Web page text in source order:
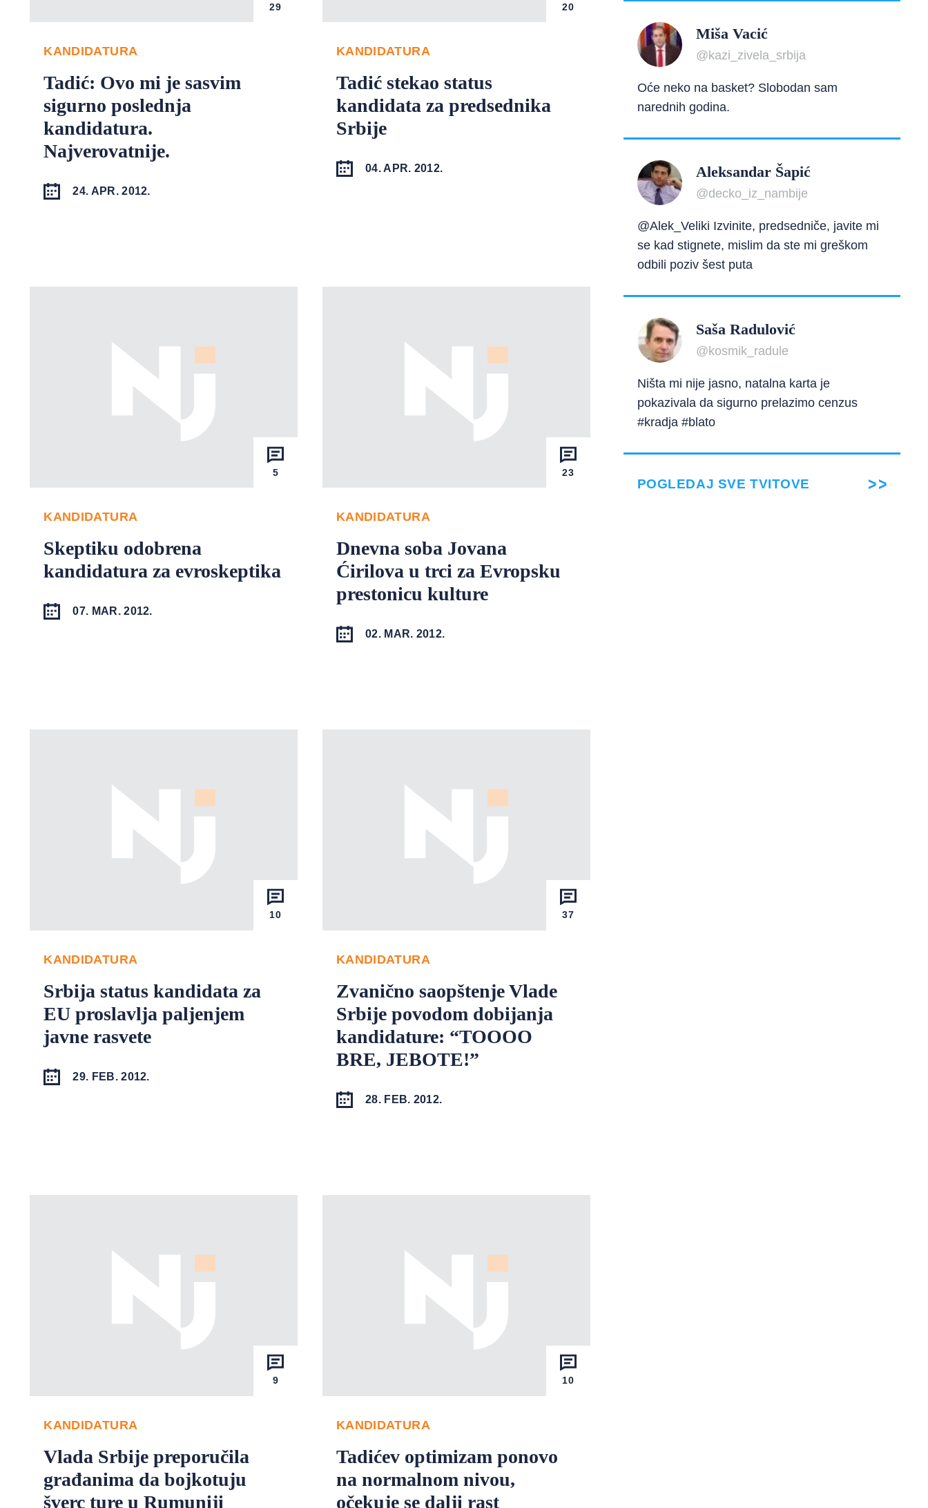
29
KANDIDATURA
Tadić: Ovo mi je sasvim
sigurno poslednja
kandidatura.
Najverovatnije.
24. APR. 2012.
20
KANDIDATURA
Tadić stekao status
kandidata za predsednika
Srbije
04. APR. 2012.
5
KANDIDATURA
Skeptiku odobrena
kandidatura za evroskeptika
07. MAR. 2012.
23
KANDIDATURA
Dnevna soba Jovana
Ćirilova u trci za Evropsku
prestonicu kulture
02. MAR. 2012.
10
KANDIDATURA
Srbija status kandidata za
EU proslavlja paljenjem
javne rasvete
29. FEB. 2012.
37
KANDIDATURA
Zvanično saopštenje Vlade
Srbije povodom dobijanja
kandidature: “TOOOO
BRE, JEBOTE!”
28. FEB. 2012.
9
KANDIDATURA
Vlada Srbije preporučila
građanima da bojkotuju
šverc ture u Rumuniji
10
KANDIDATURA
Tadićev optimizam ponovo
na normalnom nivou,
očekuje se dalji rast
Miša Vacić
@kazi_zivela_srbija
Oće neko na basket? Slobodan sam
narednih godina.
Aleksandar Šapić
@decko_iz_nambije
@Alek_Veliki Izvinite, predsedniče, javite mi
se kad stignete, mislim da ste mi greškom
odbili poziv šest puta
Saša Radulović
@kosmik_radule
Ništa mi nije jasno, natalna karta je
pokazivala da sigurno prelazimo cenzus
#kradja #blato
POGLEDAJ SVE TVITOVE